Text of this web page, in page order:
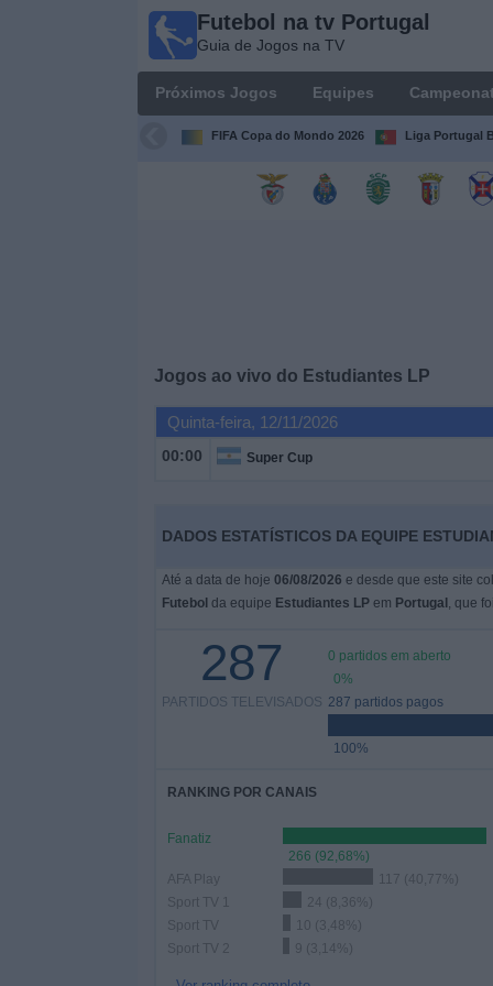
Futebol na tv Portugal
Guia de Jogos na TV
Próximos Jogos Equipes
FIFA Copa do Mondo 2026 Liga Portugal
Jogos ao vivo do Estudiantes LP
Quinta-feira, 12/11/2026
00:00 Super Cup
DADOS ESTATÍSTICOS DA EQUIPE
Até a data de hoje 06/08/2026 e desde que este site
Futebol da equipe Estudiantes LPem Portugal , que
287
PARTIDOS TELEVISADOS
0 partidos em aberto
0%
287 partidos pagos
100%
RANKING POR CANAIS
Fanatiz
266 (92,68%)
AFA Play
117 (40,77%)
Sport TV 1
24 (8,36%)
Sport TV
10 (3,48%)
Sport TV 2
9 (3,14%)
Portugal
Jogos na TV